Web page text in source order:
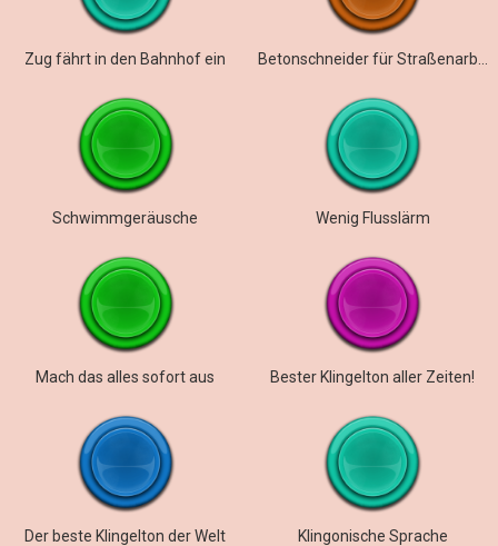
Zug fährt in den Bahnhof ein
Schwimmgeräusche Wenig Flusslärm
Mach das alles sofort aus Bester Klingelton aller Zeiten!
Der beste Klingelton der Welt Klingonische Sprache